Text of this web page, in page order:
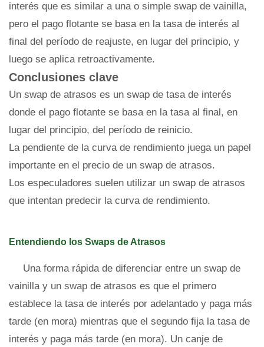
interés que es similar a una o simple swap de vainilla,
pero el pago flotante se basa en la tasa de interés al
final del período de reajuste, en lugar del principio, y
luego se aplica retroactivamente.
Conclusiones clave
Un swap de atrasos es un swap de tasa de interés
donde el pago flotante se basa en la tasa al final, en
lugar del principio, del período de reinicio.
La pendiente de la curva de rendimiento juega un papel
importante en el precio de un swap de atrasos.
Los especuladores suelen utilizar un swap de atrasos
que intentan predecir la curva de rendimiento.
Entendiendo los Swaps de Atrasos
Una forma rápida de diferenciar entre un swap de
vainilla y un swap de atrasos es que el primero
establece la tasa de interés por adelantado y paga más
tarde (en mora) mientras que el segundo fija la tasa de
interés y paga más tarde (en mora). Un canje de